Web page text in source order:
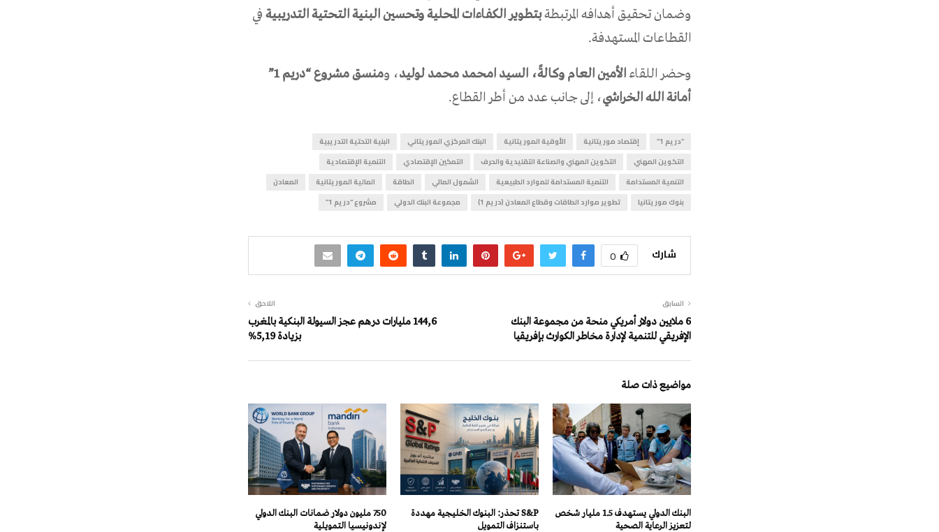
وضمان تحقيق أهدافه المرتبطةبتطوير الكفاءات المحلية وتحسين البنية التحتية التدريبية في
القطاعات المستهدفة.
وحضر اللقاءالأمين العام وكالةً، السيد امحمد محمد لوليد، و
منسق مشروع “دريم 1”
أمانة الله الخراشي، إلى جانب عدد من أطر القطاع.
“دريم 1” إقتصاد موريتانية الأوقية الموريتانية البنك المركزي الموريتاني
البنية التحتية التدريبية
التكوين المهني
التكوين المهني والصناعة التقليدية والحرف التمكين الإقتصادي
التنمية الإقتصادية
التنمية المستدامة
التنمية المستدامة للموارد الطبيعية الشمول المالي الطاقة المالية الموريتانية
المعادن
بنوك موريتانيا
تطوير موارد الطاقات وقطاع المعادن (دريم 1) مجموعة البنك الدولي مشروع “دريم 1”
شارك 0
السابق
6 ملايين دولار أمريكي منحة من مجموعة البنك
الإفريقي للتنمية لإدارة مخاطر الكوارث بإفريقيا
اللاحق
144,6 مليارات درهم عجز السيولة البنكية بالمغرب
بزيادة 5,19%
مواضيع ذات صلة
البنك الدولي يستهدف 1.5 مليار شخص
لتعزيز الرعاية الصحية
S&P تحذر: البنوك الخليجية مهددة
باستنزاف التمويل
750 مليون دولار ضمانات البنك الدولي
لإندونيسيا التمويلية